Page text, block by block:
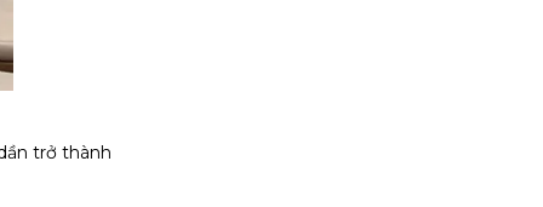
trở thành